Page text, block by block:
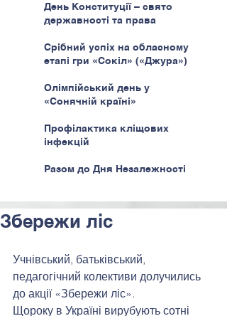
День Конституції – свято
державності та права
Срібний успіх на обласному
етапі гри «Сокіл» («Джура»)
Олімпійський день у
«Сонячній країні»
Профілактика кліщових
інфекцій
Разом до Дня Незалежності
Збережи ліс
Учнівський, батьківський,
педагогічний колективи долучились
до акції «Збережи ліс».
Щороку в Україні вирубують сотні